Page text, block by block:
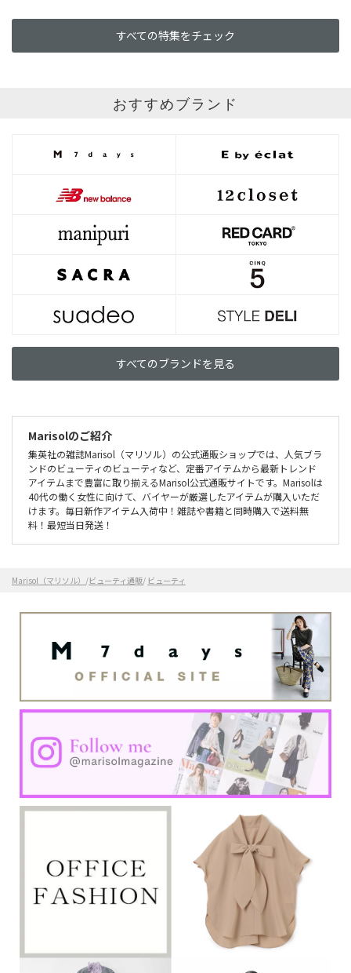
すべての特集をチェック
おすすめブランド
すべてのブランドを見る
Marisolのご紹介
集英社の雑誌Marisol（マリソル）の公式通販ショップでは、人気ブラ
ンドのビューティのビューティなど、定番アイテムから最新トレンド
アイテムまで豊富に取り揃えるMarisol公式通販サイトです。Marisolは
40代の働く女性に向けて、バイヤーが厳選したアイテムが購入いただ
けます。毎日新作アイテム入荷中！雑誌や書籍と同時購入で送料無
料！最短当日発送！
Marisol（マリソル） /ビューティ通販/ ビューティ